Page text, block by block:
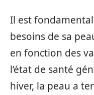
Il est fondamental
besoins de sa
en fonction des
l’état de santé
hiver, la peau a